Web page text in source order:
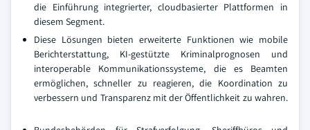
die Einführung integrierter, cloudbasierter Plattformen in
diesem Segment.
Diese Lösungen bieten erweiterte Funktionen wie mobile
Berichterstattung, KI-gestützte Kriminalprognosen und
interoperable Kommunikationssysteme, die es Beamten
ermöglichen, schneller zu reagieren, die Koordination zu
verbessern und Transparenz mit der Öffentlichkeit zu wahren.